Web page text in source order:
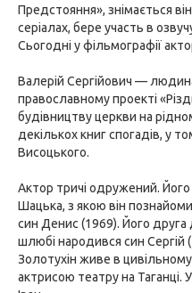
Предстояння», знімається
серіалах, бере участь в
Сьогодні у фільмографії
Валерій Сергійович —
православному проекті
будівництву церкви на
декількох книг спогадів, у
Висоцького.
Актор тричі одружений.
Шацька, з якою він
син Денис (1969). Його
шлюбі народився син Сергій
Золотухін живе в
актрисою театру на Таганці.